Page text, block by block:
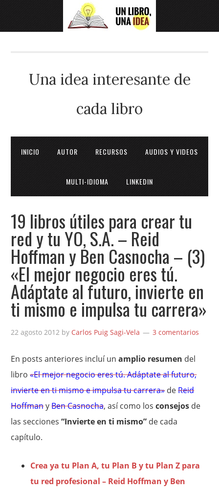
Una idea interesante de
cada libro
INICIO AUTOR RECURSOS AUDIOS Y VIDEOS
MULTI-IDIOMA LINKEDIN
19 libros útiles para crear tu
red y tu YO, S.A. – Reid
Hoffman y Ben Casnocha – (3)
«El mejor negocio eres tú.
Adáptate al futuro, invierte en
ti mismo e impulsa tu carrera»
22 agosto 2012 by Carlos Puig Sagi-Vela 3 comentarios
En posts anteriores incluí unamplio resumen del
libro «El mejor negocio eres tú. Adáptate al futuro,
invierte en ti mismo e impulsa tu carrera»deReid
HoffmanyBen Casnocha, así como los consejos de
las secciones“Invierte en ti mismo” de cada
capítulo.
Crea ya tu Plan A, tu Plan B y tu Plan Z para
tu red profesional – Reid Hoffman y Ben